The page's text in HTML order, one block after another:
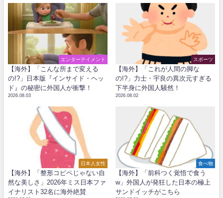
エンターテイメント
【海外】「こんな所まで変える
の!?」日本版『インサイド・ヘッ
ド』の秘密に外国人が衝撃！
2026.08.03
スポーツ
【海外】「これが人間の脚な
の!?」力士・宇良の異次元すぎる
下半身に外国人騒然！
2026.08.02
日本人女性
【海外】「整形コピペじゃない自
然な美しさ」2026年ミス日本ファ
イナリスト32名に海外絶賛
食べ物
【海外】「前科つく覚悟で食う
w」外国人が発狂した日本の極上
サンドイッチがこちら